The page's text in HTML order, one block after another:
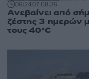
06:2407.08.26
Ανεβαίνει από
ζέστης 3 ημερών
τους 40°C